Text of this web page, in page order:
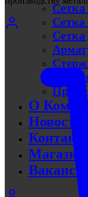
О
Новости
Магазин
Вакансии